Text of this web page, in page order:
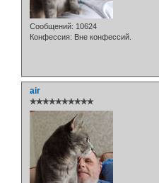
Сообщений: 10624
Конфессия: Вне конфессий.
air
✯✯✯✯✯✯✯✯✯✯